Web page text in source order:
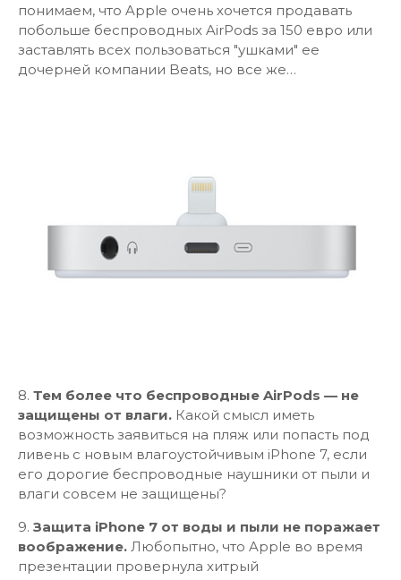
понимаем, что Apple очень хочется продавать
побольше беспроводных AirPods за 150 евро или
заставлять всех пользоваться "ушками" ее
дочерней компании Beats, но все же…
8. Тем более что беспроводные AirPods — не
защищены от влаги. Какой смысл иметь
возможность заявиться на пляж или попасть под
ливень с новым влагоустойчивым iPhone 7, если
его дорогие беспроводные наушники от пыли и
влаги совсем не защищены?
9. Защита iPhone 7 от воды и пыли не поражает
воображение. Любопытно, что Apple во время
презентации провернула хитрый